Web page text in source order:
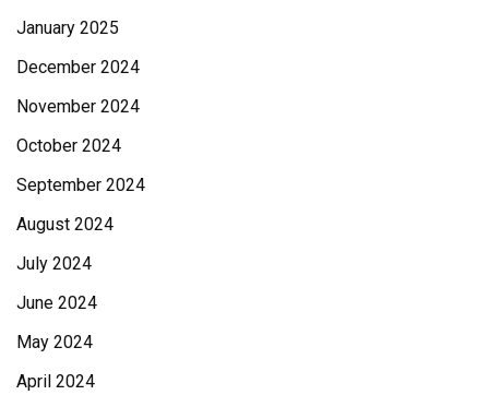
January 2025
December 2024
November 2024
October 2024
September 2024
August 2024
July 2024
June 2024
May 2024
April 2024